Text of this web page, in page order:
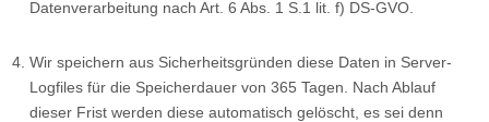
Datenverarbeitung nach Art. 6 Abs. 1 S.1 lit. f) DS-GVO.
Wir speichern aus Sicherheitsgründen diese Daten in Server-
Logfiles für die Speicherdauer von 365 Tagen. Nach Ablauf
dieser Frist werden diese automatisch gelöscht, es sei denn